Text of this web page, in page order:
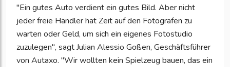
"Ein gutes Auto verdient ein gutes Bild. Aber nicht
jeder freie Händler hat Zeit auf den Fotografen zu
warten oder Geld, um sich ein eigenes Fotostudio
zuzulegen", sagt Julian Alessio Goßen, Geschäftsführer
von Autaxo. "Wir wollten kein Spielzeug bauen, das ein